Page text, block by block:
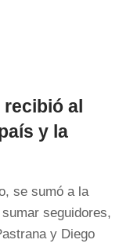
al
y la
se sumó a la
seguidores,
y Diego